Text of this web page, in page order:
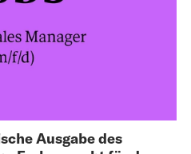
Ausgabe des